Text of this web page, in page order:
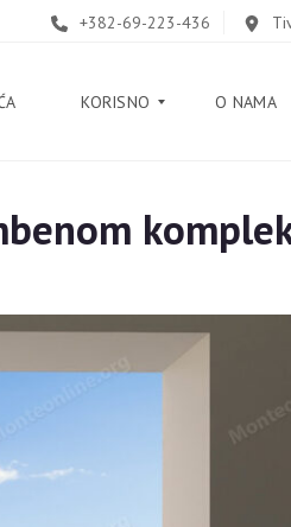
+382-69-223-436
KORISNO
B
O
O NAMA